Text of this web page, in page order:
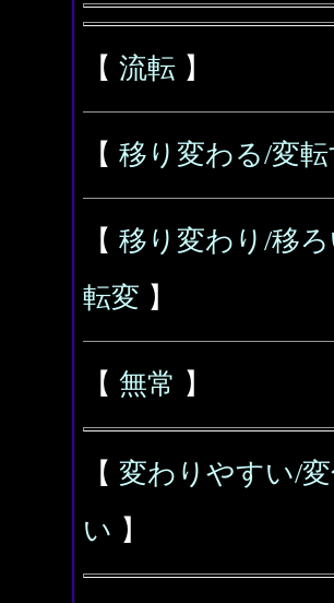
【 流転 】
【 移り変わる/変転
【 移り変わり/移
転変 】
【 無常 】
【 変わりやすい/
い 】